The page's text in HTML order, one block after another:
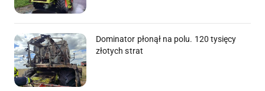
Dominator płonął na polu. 120 tysięcy
złotych strat